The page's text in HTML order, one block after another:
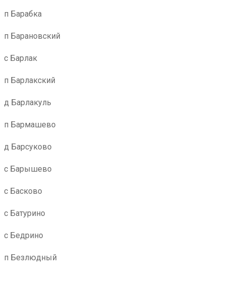
п Барабка
п Барановский
с Барлак
п Барлакский
д Барлакуль
п Бармашево
д Барсуково
с Барышево
с Басково
с Батурино
с Бедрино
п Безлюдный